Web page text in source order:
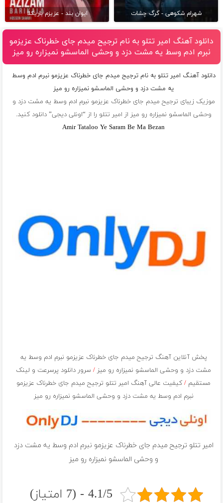
شهرام شکوهی - گرگ چشات ایوان بند - عزیزم باریکلا
دانلود آهنگ امیر تتلو به نام ترجیح میدم جای خطرناک عزیزمو
نبرم ادم وسط یه مشت دزد و وحشی الماسشو نمیزاره رو میز
دانلود آهنگ امیر تتلو به نام ترجیح میدم جای خطرناک عزیزمو نبرم ادم وسط
یه مشت دزد و وحشی الماسشو نمیزاره رو میز
موزیک زیبای ترجیح میدم جای خطرناک عزیزمو نبرم ادم وسط یه مشت دزد و
وحشی الماسشو نمیزاره رو میز از امیر تتلو را از “اونلی دیجی” دانلود کنید.
Amir Tataloo Ye Saram Be Ma Bezan
پخش آنلاین آهنگ ترجیح میدم جای خطرناک عزیزمو نبرم ادم وسط یه
مشت دزد و وحشی الماسشو نمیزاره رو میز /سرور دانلود پرسرعت و لینک
مستقیم /کیفیت عالی آهنگ امیر تتلو ترجیح میدم جای خطرناک عزیزمو
نبرم ادم وسط یه مشت دزد و وحشی الماسشو نمیزاره رو میز
امیر تتلو ترجیح میدم جای خطرناک عزیزمو نبرم ادم وسط یه مشت دزد
و وحشی الماسشو نمیزاره رو میز
4.1/5 - (7 امتیاز)